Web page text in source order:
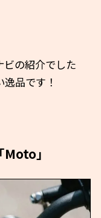
ビの紹介でした
品です！
「Moto」